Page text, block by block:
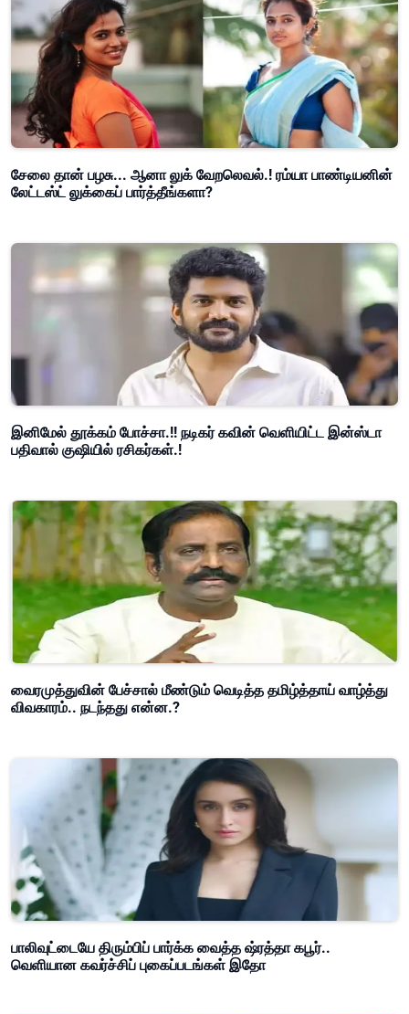
சேலை தான் பழசு... ஆனா லுக் வேறலெவல்.! ரம்யா பாண்டியனின்
லேட்டஸ்ட் லுக்கைப் பார்த்தீங்களா?
இனிமேல் தூக்கம் போச்சா.!! நடிகர் கவின் வெளியிட்ட இன்ஸ்டா
பதிவால் குஷியில் ரசிகர்கள்.!
வைரமுத்துவின் பேச்சால் மீண்டும் வெடித்த தமிழ்த்தாய் வாழ்த்து
விவகாரம்.. நடந்தது என்ன.?
பாலிவுட்டையே திரும்பிப் பார்க்க வைத்த ஷ்ரத்தா கபூர்..
வெளியான கவர்ச்சிப் புகைப்படங்கள் இதோ